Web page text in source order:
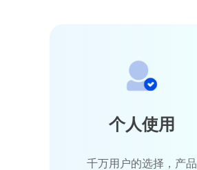
个人使用
千万用户的选择，产品